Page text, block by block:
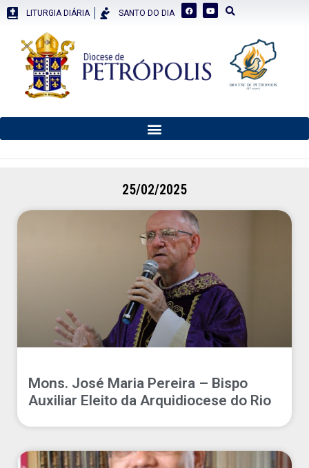
LITURGIA DIÁRIA SANTO DO DIA
25/02/2025
Mons. José Maria Pereira – Bispo
Auxiliar Eleito da Arquidiocese do Rio